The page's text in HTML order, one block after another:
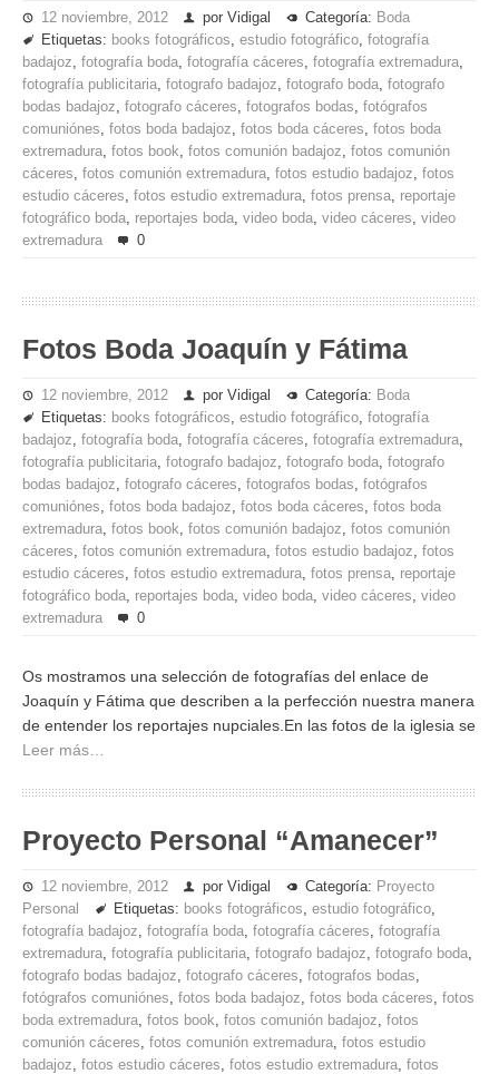
12 noviembre, 2012 por Vidigal Categoría: Boda
Etiquetas: books fotográficos, estudio fotográfico, fotografía
badajoz, fotografía boda, fotografía cáceres, fotografía extremadura,
fotografía publicitaria, fotografo badajoz, fotografo boda, fotografo
bodas badajoz, fotografo cáceres, fotografos bodas, fotógrafos
comuniónes, fotos boda badajoz, fotos boda cáceres, fotos boda
extremadura, fotos book, fotos comunión badajoz, fotos comunión
cáceres, fotos comunión extremadura, fotos estudio badajoz, fotos
estudio cáceres, fotos estudio extremadura, fotos prensa, reportaje
fotográfico boda, reportajes boda, video boda, video cáceres, video
extremadura
0
Fotos Boda Joaquín y Fátima
12 noviembre, 2012 por Vidigal Categoría: Boda
Etiquetas: books fotográficos, estudio fotográfico, fotografía
badajoz, fotografía boda, fotografía cáceres, fotografía extremadura,
fotografía publicitaria, fotografo badajoz, fotografo boda, fotografo
bodas badajoz, fotografo cáceres, fotografos bodas, fotógrafos
comuniónes, fotos boda badajoz, fotos boda cáceres, fotos boda
extremadura, fotos book, fotos comunión badajoz, fotos comunión
cáceres, fotos comunión extremadura, fotos estudio badajoz, fotos
estudio cáceres, fotos estudio extremadura, fotos prensa, reportaje
fotográfico boda, reportajes boda, video boda, video cáceres, video
extremadura
0
Os mostramos una selección de fotografías del enlace de
Joaquín y Fátima que describen a la perfección nuestra manera
de entender los reportajes nupciales.En las fotos de la iglesia se
Leer más…
Proyecto Personal “Amanecer”
12 noviembre, 2012 por Vidigal Categoría: Proyecto
Personal
Etiquetas: books fotográficos, estudio fotográfico,
fotografía badajoz, fotografía boda, fotografía cáceres, fotografía
extremadura, fotografía publicitaria, fotografo badajoz, fotografo boda,
fotografo bodas badajoz, fotografo cáceres, fotografos bodas,
fotógrafos comuniónes, fotos boda badajoz, fotos boda cáceres, fotos
boda extremadura, fotos book, fotos comunión badajoz, fotos
comunión cáceres, fotos comunión extremadura, fotos estudio
badajoz, fotos estudio cáceres, fotos estudio extremadura, fotos